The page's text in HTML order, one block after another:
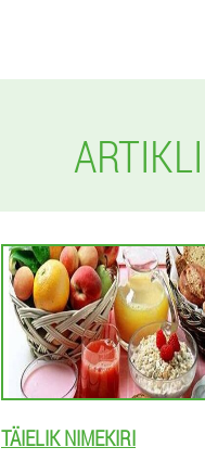
TÄIELIK NIMEKIRI